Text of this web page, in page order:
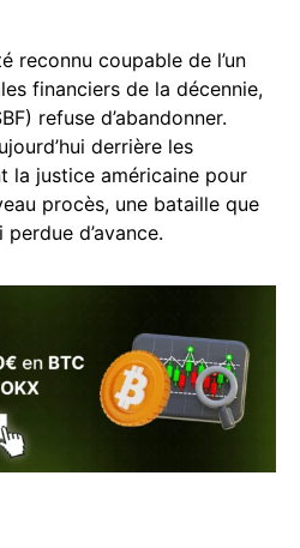
reconnu coupable de l’un
financiers de la décennie,
refuse d’abandonner.
derrière les
la justice américaine pour
procès, une bataille que
d’avance.